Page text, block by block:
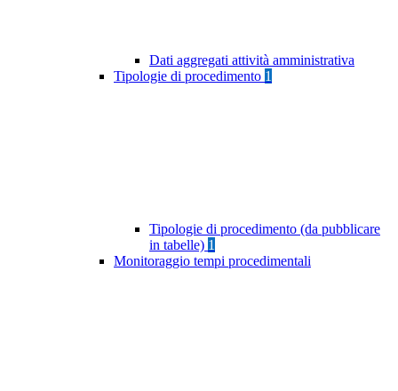
Dati aggregati attività amministrativa
Tipologie di procedimento 1
Tipologie di procedimento (da pubblicare
in tabelle) 1
Monitoraggio tempi procedimentali